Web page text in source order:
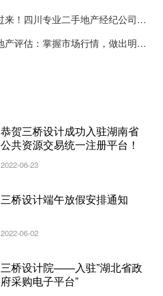
买房看过来！四川专业二手地产经纪公司是如何评估房产价值的？
成都房地产评估：掌握市场行情，做出明智投资决策！
恭贺三桥设计成功入驻湖南省
公共资源交易统一注册平台！
2022-06-23
三桥设计端午放假安排通知
2022-06-02
三桥设计院——入驻”湖北省政
府采购电子平台”